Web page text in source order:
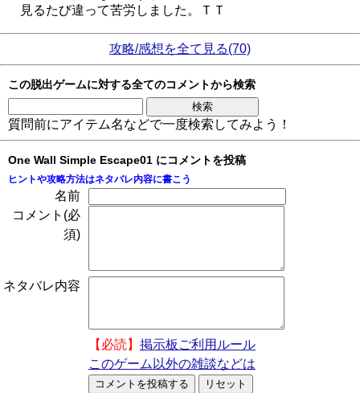
見るたび違って苦労しました。ＴＴ
攻略/感想を全て見る(70)
この脱出ゲームに対する全てのコメントから検索
質問前にアイテム名などで一度検索してみよう！
One Wall Simple Escape01 にコメントを投稿
ヒントや攻略方法はネタバレ内容に書こう
名前
コメント(必
須)
ネタバレ内容
【必読】 掲示板ご利用ルール
このゲーム以外の雑談などは